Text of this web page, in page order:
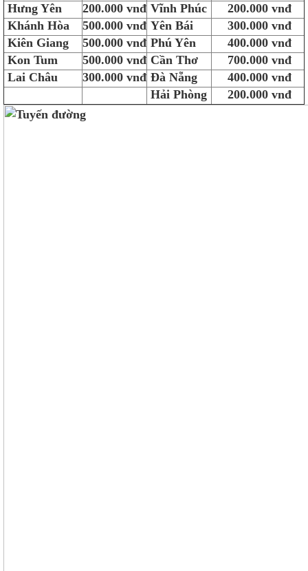
Hưng Yên
200.000 vnđ Vĩnh Phúc
200.000 vnđ
Khánh Hòa
500.000 vnđ Yên Bái
300.000 vnđ
Kiên Giang
500.000 vnđ Phú Yên
400.000 vnđ
Kon Tum
500.000 vnđ Cần Thơ
700.000 vnđ
Lai Châu
300.000 vnđ Đà Nẵng
400.000 vnđ
Hải Phòng
200.000 vnđ